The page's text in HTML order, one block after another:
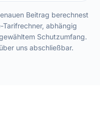
Beitrag berechnest
abhängig
Schutzumfang.
uns abschließbar.